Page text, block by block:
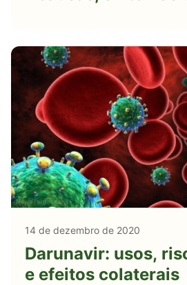
14 de dezembro de 2020
Darunavir: usos,
e efeitos colaterais